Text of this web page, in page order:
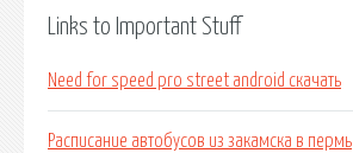
Links to Important Stuff
Need for speed pro street android скачать
Расписание автобусов из закамска в пермь